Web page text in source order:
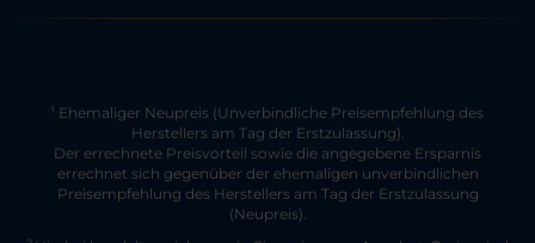
1
Ehemaliger Neupreis (Unverbindliche Preisempfehlung des
Herstellers am Tag der Erstzulassung).
Der errechnete Preisvorteil sowie die angegebene Ersparnis
errechnet sich gegenüber der ehemaligen unverbindlichen
Preisempfehlung des Herstellers am Tag der Erstzulassung
(Neupreis).